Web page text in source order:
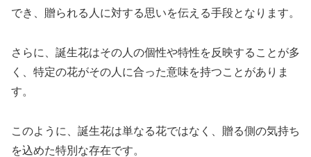
でき、贈られる人に対する思いを伝える手段となります。
さらに、誕生花はその人の個性や特性を反映することが多
く、特定の花がその人に合った意味を持つことがありま
す。
このように、誕生花は単なる花ではなく、贈る側の気持ち
を込めた特別な存在です。